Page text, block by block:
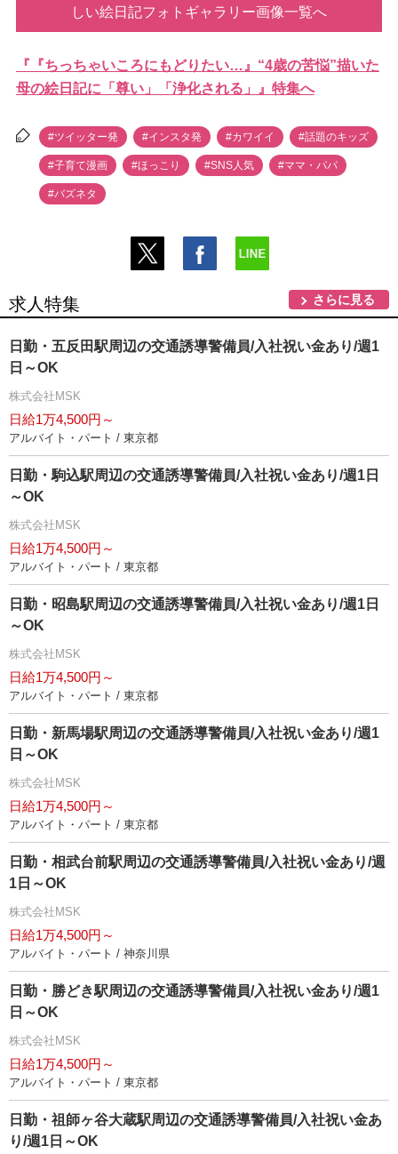
しい絵日記フォトギャラリー画像一覧へ
『『ちっちゃいころにもどりたい…』“4歳の苦悩”描いた
母の絵日記に「尊い」「浄化される」』特集へ
#ツイッター発 #インスタ発 #カワイイ #話題のキッズ
#子育て漫画 #ほっこり #SNS人気 #ママ・パパ
#バズネタ
求人特集 さらに見る
日勤・五反田駅周辺の交通誘導警備員/入社祝い金あり/週1
日～OK
株式会社MSK
日給1万4,500円～
アルバイト・パート / 東京都
日勤・駒込駅周辺の交通誘導警備員/入社祝い金あり/週1日
～OK
株式会社MSK
日給1万4,500円～
アルバイト・パート / 東京都
日勤・昭島駅周辺の交通誘導警備員/入社祝い金あり/週1日
～OK
株式会社MSK
日給1万4,500円～
アルバイト・パート / 東京都
日勤・新馬場駅周辺の交通誘導警備員/入社祝い金あり/週1
日～OK
株式会社MSK
日給1万4,500円～
アルバイト・パート / 東京都
日勤・相武台前駅周辺の交通誘導警備員/入社祝い金あり/週
1日～OK
株式会社MSK
日給1万4,500円～
アルバイト・パート / 神奈川県
日勤・勝どき駅周辺の交通誘導警備員/入社祝い金あり/週1
日～OK
株式会社MSK
日給1万4,500円～
アルバイト・パート / 東京都
日勤・祖師ヶ谷大蔵駅周辺の交通誘導警備員/入社祝い金あ
り/週1日～OK